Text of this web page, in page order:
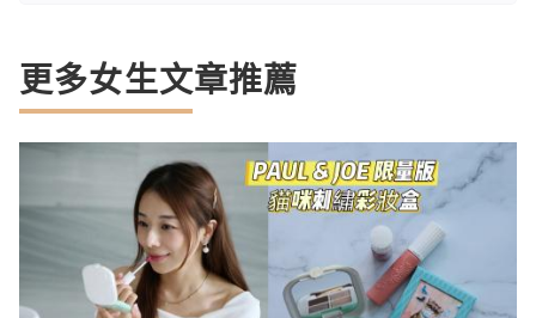
更多女生文章推薦